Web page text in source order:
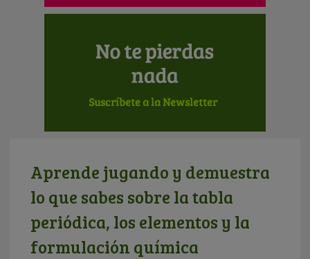
Aprende jugando y demuestra
lo que sabes sobre la tabla
periódica, los elementos y la
formulación química